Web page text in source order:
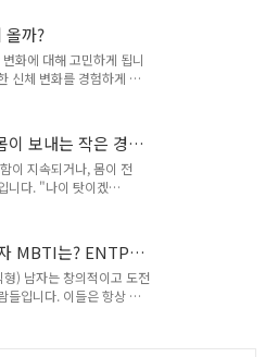
상세무회계100점40문
기준: ..
면 시간과 비용 측면에서
복지사 2급 학점은행제
습 계획을 세우고 예산을
은행제는 온라인 강의 중
업(계절학기)이 필수입니
용 구조비용을 정확히 파
..
올까?
화에 대해 고민하게 됩니
신체 변화를 경험하게 되
단받는 여성들이 급격
상으로 보고되고 있으
는 추세입니다. 그렇다
요? 단순히 나이가 들어
면 갱년기가 혈당 조절
번 글에서는 여성 갱년기
니다. ※ 목차 ※아래 목
. 1. 여성..
이 보내는 작은 경
이 지속되거나, 몸이 전
니다. "나이 탓이겠
쉽지만, 사실 이러한 변화
약 15% 이상으로, 10
. 하지만 초기에는 뚜렷
나기 때문에 놓치기 쉽습니
합병증으로 이어질 위험
히 나타나는 당뇨 초기 증
MBTI는? ENTP
) 남자는 창의적이고 도전
들입니다. 이들은 항상 새
며 지적은 토론을 통해 성